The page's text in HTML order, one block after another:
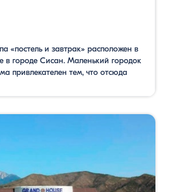
«постель и завтрак» расположен в
в городе Сисан. Маленький городок
привлекателен тем, что отсюда